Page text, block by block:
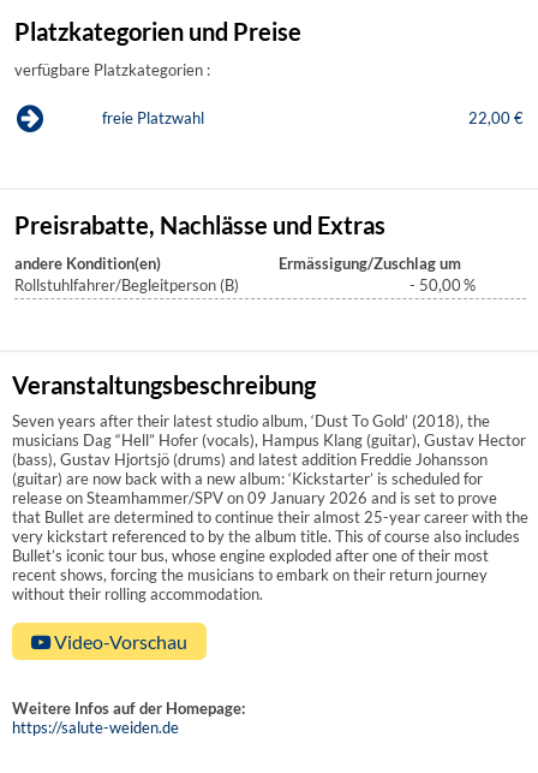
Platzkategorien und Preise
verfügbare Platzkategorien :
freie Platzwahl 22,00 €
Preisrabatte, Nachlässe und Extras
andere Kondition(en)
Ermässigung/Zuschlag um
Rollstuhlfahrer/Begleitperson (B)
- 50,00%
Veranstaltungsbeschreibung
Seven years after their latest studio album, ‘Dust To Gold’ (2018), the
musicians Dag “Hell” Hofer (vocals), Hampus Klang (guitar), Gustav Hector
(bass), Gustav Hjortsjö (drums) and latest addition Freddie Johansson
(guitar) are now back with a new album: ‘Kickstarter’ is scheduled for
release on Steamhammer/SPV on 09 January 2026 and is set to prove
that Bullet are determined to continue their almost 25-year career with the
very kickstart referenced to by the album title. This of course also includes
Bullet’s iconic tour bus, whose engine exploded after one of their most
recent shows, forcing the musicians to embark on their return journey
without their rolling accommodation.
Video-Vorschau
Weitere Infos auf der Homepage:
https://salute-weiden.de